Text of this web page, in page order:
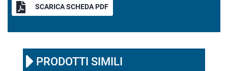
SCARICA SCHEDA PDF
PRODOTTI SIMILI